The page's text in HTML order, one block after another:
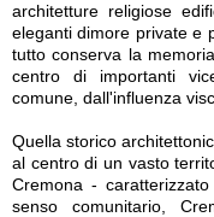
architetture religiose
eleganti dimore private e
tutto conserva la
centro di importanti
comune, dall'influenza
Quella storico
al centro di un vasto
Cremona -
senso comunitario,